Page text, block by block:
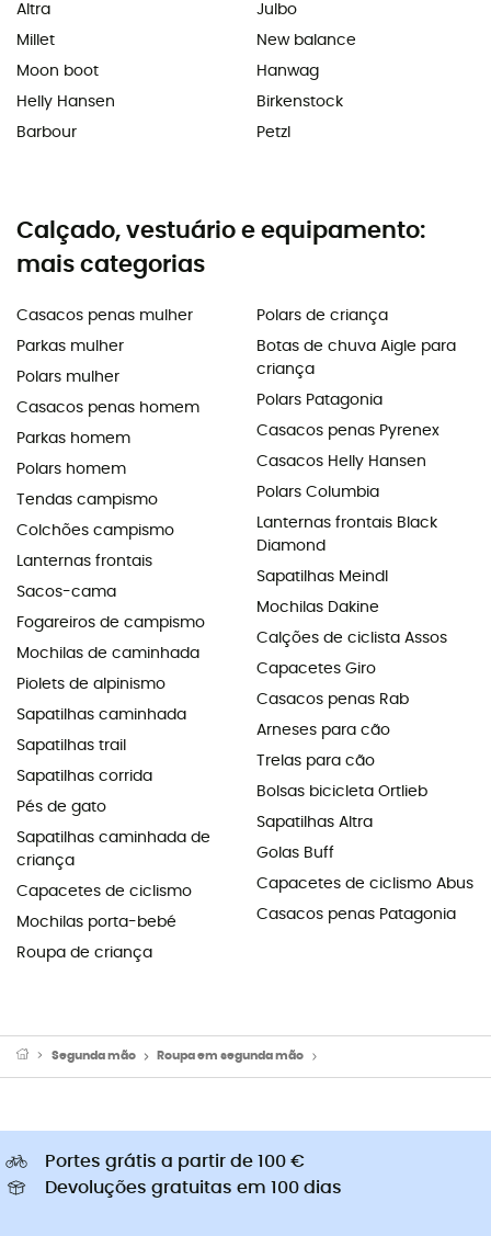
Altra
Millet
Moon boot
Helly Hansen
Barbour
Julbo
New balance
Hanwag
Birkenstock
Petzl
Calçado, vestuário e equipamento:
mais categorias
Casacos penas mulher
Parkas mulher
Polars mulher
Casacos penas homem
Parkas homem
Polars homem
Tendas campismo
Colchões campismo
Lanternas frontais
Sacos-cama
Fogareiros de campismo
Mochilas de caminhada
Piolets de alpinismo
Sapatilhas caminhada
Sapatilhas trail
Sapatilhas corrida
Pés de gato
Sapatilhas caminhada de
criança
Capacetes de ciclismo
Mochilas porta-bebé
Roupa de criança
Polars de criança
Botas de chuva Aigle para
criança
Polars Patagonia
Casacos penas Pyrenex
Casacos Helly Hansen
Polars Columbia
Lanternas frontais Black
Diamond
Sapatilhas Meindl
Mochilas Dakine
Calções de ciclista Assos
Capacetes Giro
Casacos penas Rab
Arneses para cão
Trelas para cão
Bolsas bicicleta Ortlieb
Sapatilhas Altra
Golas Buff
Capacetes de ciclismo Abus
Casacos penas Patagonia
Segunda mão Roupa em segunda mão
Portes grátis a partir de 100 €
Devoluções gratuitas em 100 dias